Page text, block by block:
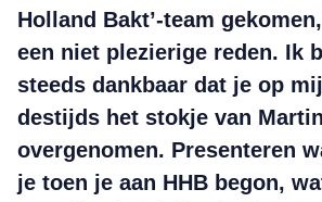
Holland Bakt’-team
een niet plezierige reden. Ik
steeds dankbaar dat je op
destijds het stokje van
overgenomen. Presenteren
je toen je aan HHB begon,